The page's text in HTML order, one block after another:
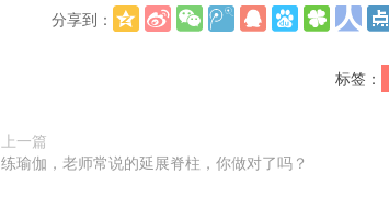
分享到：
标签：
上一篇
练瑜伽，老师常说的延展脊柱，你做对了吗？